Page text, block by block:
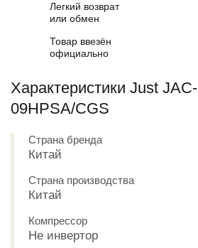
Легкий возврат
или обмен
Товар ввезён
официально
Характеристики Just JAC-
09HPSA/CGS
Страна бренда
Китай
Страна производства
Китай
Компрессор
Не инвертор